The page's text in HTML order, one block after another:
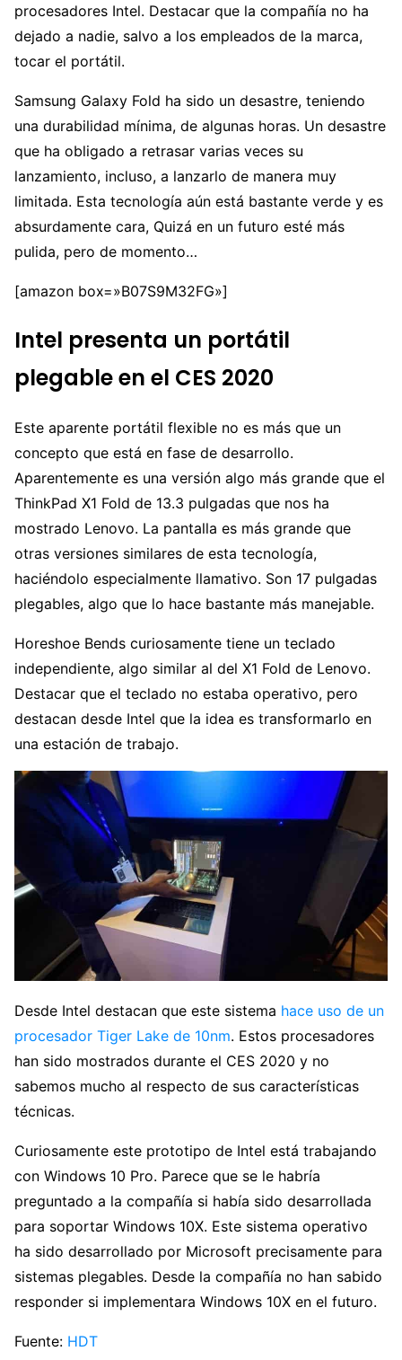
procesadores Intel. Destacar que la compañía no ha
dejado a nadie, salvo a los empleados de la marca,
tocar el portátil.
Samsung Galaxy Fold ha sido un desastre, teniendo
una durabilidad mínima, de algunas horas. Un desastre
que ha obligado a retrasar varias veces su
lanzamiento, incluso, a lanzarlo de manera muy
limitada. Esta tecnología aún está bastante verde y es
absurdamente cara, Quizá en un futuro esté más
pulida, pero de momento…
[amazon box=»B07S9M32FG»]
Intel presenta un portátil
plegable en el CES 2020
Este aparente portátil flexible no es más que un
concepto que está en fase de desarrollo.
Aparentemente es una versión algo más grande que el
ThinkPad X1 Fold de 13.3 pulgadas que nos ha
mostrado Lenovo. La pantalla es más grande que
otras versiones similares de esta tecnología,
haciéndolo especialmente llamativo. Son 17 pulgadas
plegables, algo que lo hace bastante más manejable.
Horeshoe Bends curiosamente tiene un teclado
independiente, algo similar al del X1 Fold de Lenovo.
Destacar que el teclado no estaba operativo, pero
destacan desde Intel que la idea es transformarlo en
una estación de trabajo.
Desde Intel destacan que este sistema hace uso de un
procesador Tiger Lake de 10nm. Estos procesadores
han sido mostrados durante el CES 2020 y no
sabemos mucho al respecto de sus características
técnicas.
Curiosamente este prototipo de Intel está trabajando
con Windows 10 Pro. Parece que se le habría
preguntado a la compañía si había sido desarrollada
para soportar Windows 10X. Este sistema operativo
ha sido desarrollado por Microsoft precisamente para
sistemas plegables. Desde la compañía no han sabido
responder si implementara Windows 10X en el futuro.
Fuente: HDT